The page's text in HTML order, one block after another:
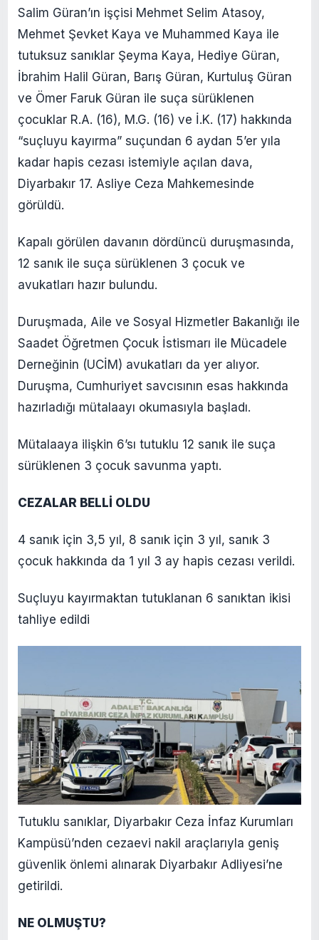
Salim Güran’ın işçisi Mehmet Selim Atasoy,
Mehmet Şevket Kaya ve Muhammed Kaya ile
tutuksuz sanıklar Şeyma Kaya, Hediye Güran,
İbrahim Halil Güran, Barış Güran, Kurtuluş Güran
ve Ömer Faruk Güran ile suça sürüklenen
çocuklar R.A. (16), M.G. (16) ve İ.K. (17) hakkında
“suçluyu kayırma” suçundan 6 aydan 5’er yıla
kadar hapis cezası istemiyle açılan dava,
Diyarbakır 17. Asliye Ceza Mahkemesinde
görüldü.
Kapalı görülen davanın dördüncü duruşmasında,
12 sanık ile suça sürüklenen 3 çocuk ve
avukatları hazır bulundu.
Duruşmada, Aile ve Sosyal Hizmetler Bakanlığı ile
Saadet Öğretmen Çocuk İstismarı ile Mücadele
Derneğinin (UCİM) avukatları da yer alıyor.
Duruşma, Cumhuriyet savcısının esas hakkında
hazırladığı mütalaayı okumasıyla başladı.
Mütalaaya ilişkin 6’sı tutuklu 12 sanık ile suça
sürüklenen 3 çocuk savunma yaptı.
CEZALAR BELLİ OLDU
4 sanık için 3,5 yıl, 8 sanık için 3 yıl, sanık 3
çocuk hakkında da 1 yıl 3 ay hapis cezası verildi.
Suçluyu kayırmaktan tutuklanan 6 sanıktan ikisi
tahliye edildi
Tutuklu sanıklar, Diyarbakır Ceza İnfaz Kurumları
Kampüsü’nden cezaevi nakil araçlarıyla geniş
güvenlik önlemi alınarak Diyarbakır Adliyesi’ne
getirildi.
NE OLMUŞTU?